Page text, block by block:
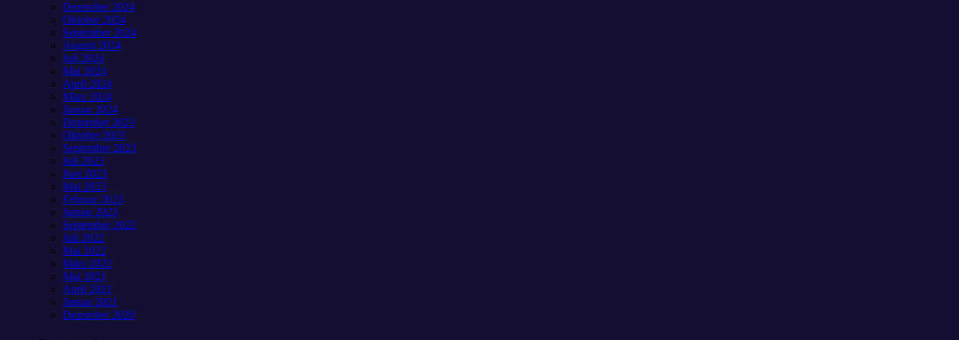
Dezember 2024
Oktober 2024
September 2024
August 2024
Juli 2024
Mai 2024
April 2024
März 2024
Januar 2024
Dezember 2023
Oktober 2023
September 2023
Juli 2023
Juni 2023
Mai 2023
Februar 2023
Januar 2023
September 2022
Juli 2022
Mai 2022
März 2022
Mai 2021
April 2021
Januar 2021
Dezember 2020